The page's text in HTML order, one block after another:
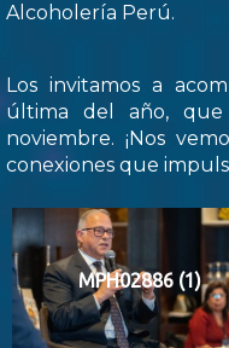
Alcoholería Perú.
Los invitamos a
última del año,
noviembre. ¡Nos
conexiones que
MPH02886 (1)